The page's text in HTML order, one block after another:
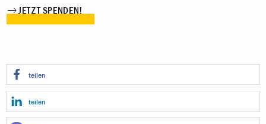
JETZT SPENDEN!
teilen
teilen